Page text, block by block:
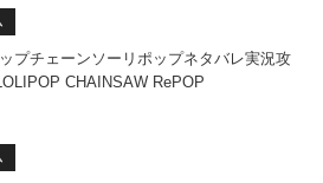
プチェーンソーリポップネタバレ実況攻
CHAINSAW RePOP